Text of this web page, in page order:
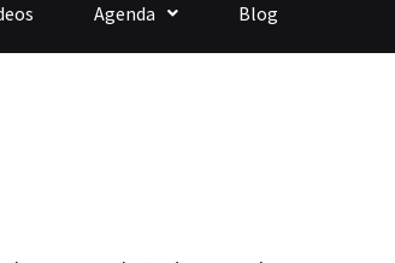
Agenda Blog